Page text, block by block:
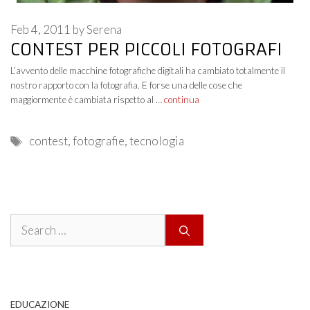
CONTEST PER PICCOLI FOTOGRAFI
Feb 4, 2011 bySerena
L’avvento delle macchine fotografiche digitali ha cambiato totalmente il
nostro rapporto con la fotografia. E forse una delle cose che
maggiormente è cambiata rispetto al …continua
Tags
contest,fotografie,tecnologia
Search
EDUCAZIONE